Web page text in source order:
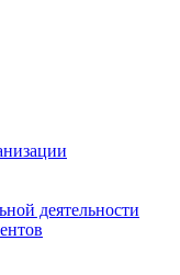
деятельности